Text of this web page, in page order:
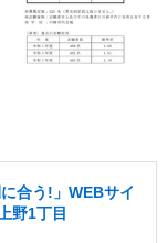
合う!」WEBサイ
野1丁目